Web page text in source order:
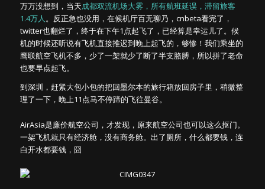
万万没想到，当天成都双流机场大雾，所有航班延误，滞留旅客
1.4万人。反正急也没用，在候机厅百无聊乃，cnbeta看完了，
twitter也翻烂了，终于在下午1点起飞了，已经算是幸运儿了。候
机的时候还听说有飞机直接推迟到晚上起飞的，够惨！我们乘坐的
鹰联航空飞机不多，少了一架就少了断了半支胳膊，所以拼了老命
也要早点起飞。
到深圳，赶紧大包小包的把回墨尔本的旅行箱放回房子里，稍微整
理了一下，晚上11点马不停蹄的飞往曼谷。
AirAsia是廉价航空公司，才发现，原来航空公司也可以这么抠门。
一架飞机就只有经济舱，没有商务舱。出了厕所，什么都要钱，连
白开水都要钱，囧